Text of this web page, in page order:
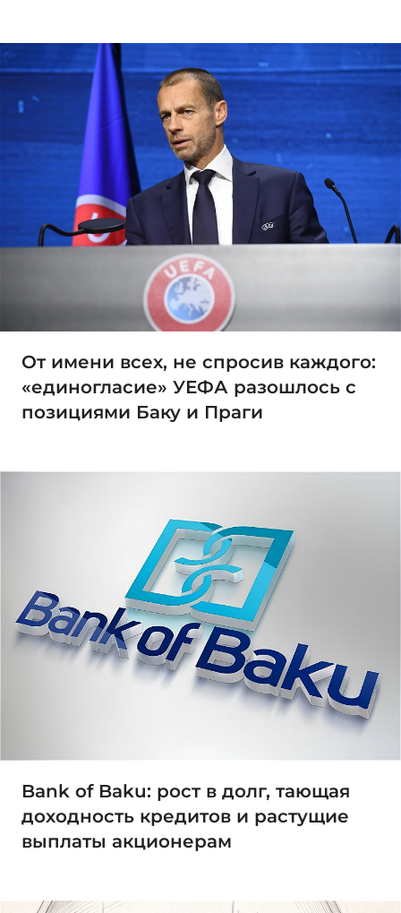
От имени всех, не спросив каждого:
«единогласие» УЕФА разошлось с
позициями Баку и Праги
Bank of Baku: рост в долг, тающая
доходность кредитов и растущие
выплаты акционерам